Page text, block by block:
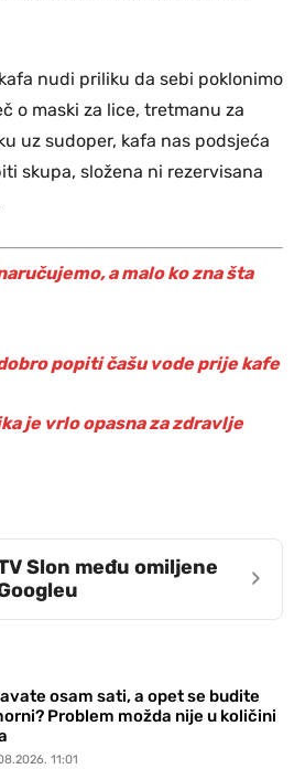
nudi priliku da sebi poklonimo
o maski za lice, tretmanu za
uz sudoper, kafa nas podsjeća
skupa, složena ni rezervisana
a malo ko zna šta
popiti čašu vode prije kafe
je vrlo opasna za zdravlje
Slon među omiljene
›
osam sati, a opet se budite
Problem možda nije u količini
11:01